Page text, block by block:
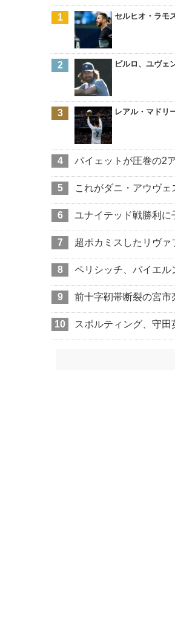
セルヒオ・ラモ
ピルロ、ユヴェ
レアル・マドリ
パイェットが圧巻の2
これがダニ・アウヴ
ユナイテッド戦勝利
超ポカミスしたリヴ
ペリシッチ、バイエル
前十字靭帯断裂の宮市
スポルティング、守